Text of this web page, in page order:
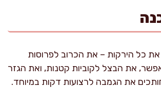
את כל הירקות – את הכרוב לפרוסות
את הבצל לקוביות קטנות, ואת הגזר
את הגמבה לרצועות דקות במיוחד.